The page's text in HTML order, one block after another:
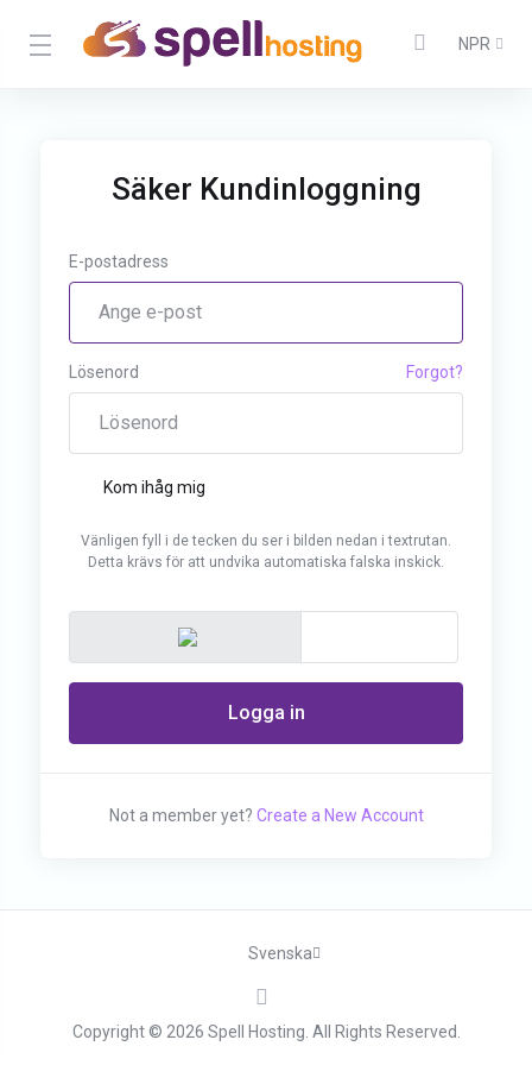
NPR
Säker Kundinloggning
E-postadress
Lösenord Forgot?
Kom ihåg mig
Vänligen fyll i de tecken du ser i bilden nedan i textrutan.
Detta krävs för att undvika automatiska falska inskick.
Logga in
Not a member yet? Create a New Account
Copyright © 2026 Spell Hosting. All Rights Reserved.
Svenska